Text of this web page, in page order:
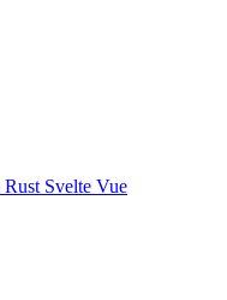
Rust Svelte Vue